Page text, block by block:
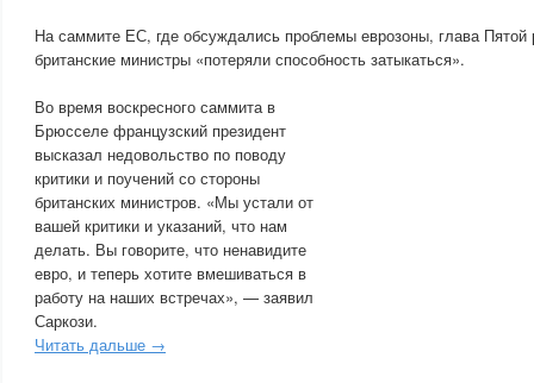
На саммите ЕС, где обсуждались проблемы еврозоны, глава Пятой
британские министры «потеряли способность затыкаться».
Во время воскресного саммита в
Брюсселе французский президент
высказал недовольство по поводу
критики и поучений со стороны
британских министров. «Мы устали от
вашей критики и указаний, что нам
делать. Вы говорите, что ненавидите
евро, и теперь хотите вмешиваться в
работу на наших встречах», — заявил
Саркози.
Читать дальше →